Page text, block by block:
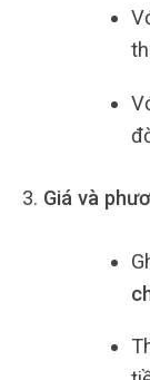
Giá và